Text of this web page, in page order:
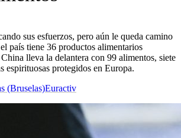
sus esfuerzos, pero aún le queda camino
país tiene 36 productos alimentarios
lleva la delantera con 99 alimentos, siete
espirituosas protegidos en Europa.
(Bruselas)Euractiv